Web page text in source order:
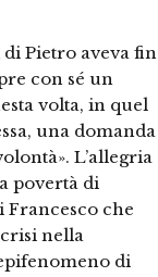
di Pietro aveva fin
con sé un
volta, in quel
una domanda
L’allegria
povertà di
Francesco che
crisi nella
di